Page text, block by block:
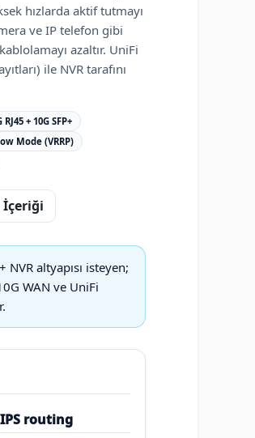
hızlarda aktif tutmayı
ve IP telefon gibi
azaltır. UniFi
ile NVR tarafını
+ 10G SFP+
Mode (VRRP)
altyapısı isteyen;
WAN ve UniFi
routing